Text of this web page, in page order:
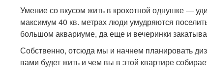
Умение со вкусом жить в крохотной однушке —
максимум 40 кв. метрах люди умудряются
большом аквариуме, да еще и вечеринки
Собственно, отсюда мы и начнем планировать
вами будет жить и чем вы в этой квартире